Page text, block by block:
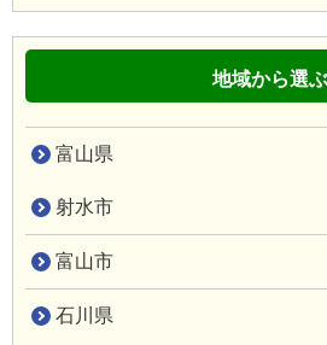
地域から選ぶ
富山県
射水市
富山市
石川県